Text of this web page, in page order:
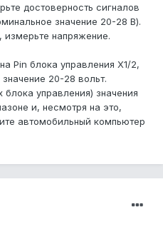
достоверность сигналов
значение 20-28 В).
измерьте напряжение.
Pin блока управления X1/2,
20-28 вольт.
управления) значения
и, несмотря на это,
автомобильный компьютер